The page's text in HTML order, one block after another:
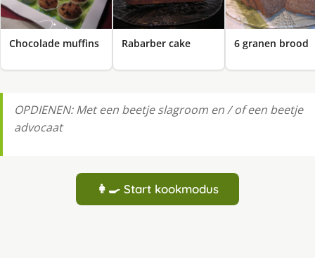
Chocolade muffins Rabarber cake 6 granen brood
OPDIENEN: Met een beetje slagroom en / of een beetje
advocaat
👩‍🍳 Start kookmodus